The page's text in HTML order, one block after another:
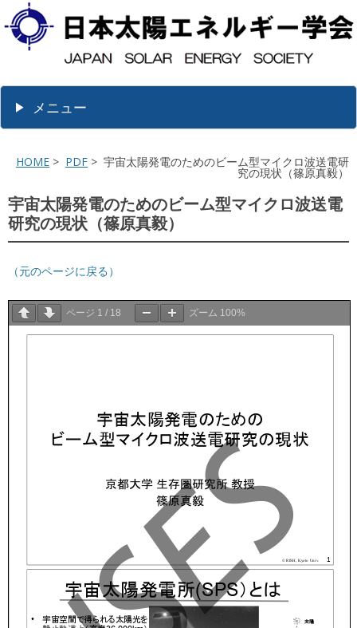
メニュー
HOME > PDF > 宇宙太陽発電のためのビーム型マイクロ波送電研
究の現状（篠原真毅）
宇宙太陽発電のためのビーム型マイクロ波送電
研究の現状（篠原真毅）
（元のページに戻る）
ページ 1 / 18 ズーム 100%